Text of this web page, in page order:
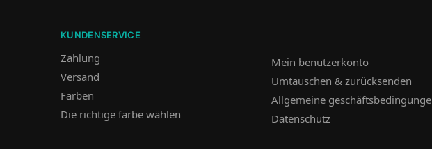
KUNDENSERVICE
Zahlung
Versand
Farben
Die richtige farbe wählen
Mein benutzerkonto
Umtauschen & zurücksenden
Allgemeine geschäftsbedingunge
Datenschutz